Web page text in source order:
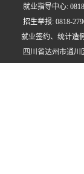
就业指导中心:
招生举报: 0818-
就业签约、统计造
四川省达州市通川